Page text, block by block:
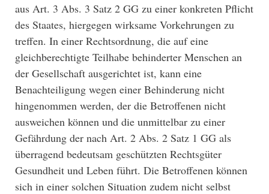
aus Art. 3 Abs. 3 Satz 2 GG zu einer konkreten Pflicht
des Staates, hiergegen wirksame Vorkehrungen zu
treffen. In einer Rechtsordnung, die auf eine
gleichberechtigte Teilhabe behinderter Menschen an
der Gesellschaft ausgerichtet ist, kann eine
Benachteiligung wegen einer Behinderung nicht
hingenommen werden, der die Betroffenen nicht
ausweichen können und die unmittelbar zu einer
Gefährdung der nach Art. 2 Abs. 2 Satz 1 GG als
überragend bedeutsam geschützten Rechtsgüter
Gesundheit und Leben führt. Die Betroffenen können
sich in einer solchen Situation zudem nicht selbst